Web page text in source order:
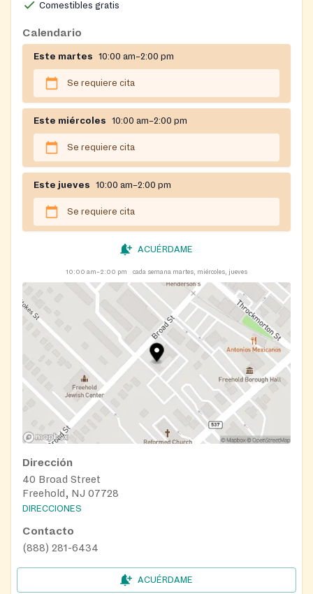
Comestibles gratis
Calendario
Este martes 10:00 am–2:00 pm
Se requiere cita
Este miércoles 10:00 am–2:00 pm
Se requiere cita
Este jueves 10:00 am–2:00 pm
Se requiere cita
ACUÉRDAME
10:00 am–2:00 pm cada semana martes, miércoles, jueves
Dirección
40 Broad Street
Freehold, NJ 07728
DIRECCIONES
Contacto
(888) 281-6434
ACUÉRDAME